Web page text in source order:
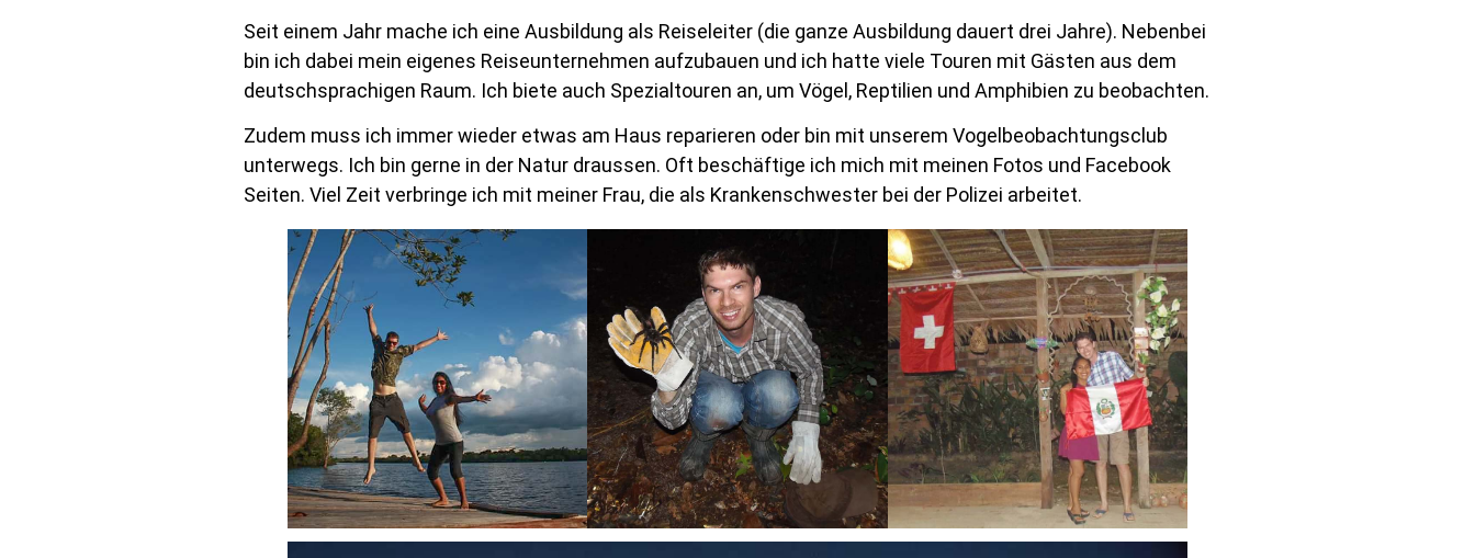
Seit einem Jahr mache ich eine Ausbildung als Reiseleiter (die ganze Ausbildung dauert drei Jahre). Nebenbei
bin ich dabei mein eigenes Reiseunternehmen aufzubauen und ich hatte viele Touren mit Gästen aus dem
deutschsprachigen Raum. Ich biete auch Spezialtouren an, um Vögel, Reptilien und Amphibien zu beobachten.
Zudem muss ich immer wieder etwas am Haus reparieren oder bin mit unserem Vogelbeobachtungsclub
unterwegs. Ich bin gerne in der Natur draussen. Oft beschäftige ich mich mit meinen Fotos und Facebook
Seiten. Viel Zeit verbringe ich mit meiner Frau, die als Krankenschwester bei der Polizei arbeitet.